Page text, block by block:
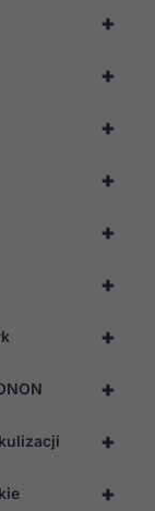
+
+
+
+
+
+
+
+
+
+